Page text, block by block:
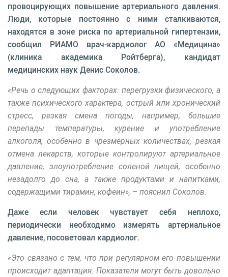
провоцирующих повышение артериального давления.
Люди, которые постоянно с ними сталкиваются,
находятся в зоне риска по артериальной гипертензии,
сообщил РИАМО врач-кардиолог АО «Медицина»
(клиника академика Ройтберга), кандидат
медицинских наук Денис Соколов.
«Речь о следующих факторах: перегрузки физического, а
также психического характера, острый или хронический
стресс, резкая смена погоды, например, большие
перепады температуры, курение и употребление
алкоголя, особенно в чрезмерных количествах, резкая
отмена лекарств, которые контролируют артериальное
давление, злоупотребление соленой пищей, особенно
незадолго до сна, а также продуктами и напитками,
содержащими тирамин, кофеин», – пояснил Соколов.
Даже если человек чувствует себя неплохо,
периодически необходимо измерять артериальное
давление, посоветовал кардиолог.
«Это связано с тем, что при регулярном его повышении
происходит адаптация. Показатели могут быть довольно